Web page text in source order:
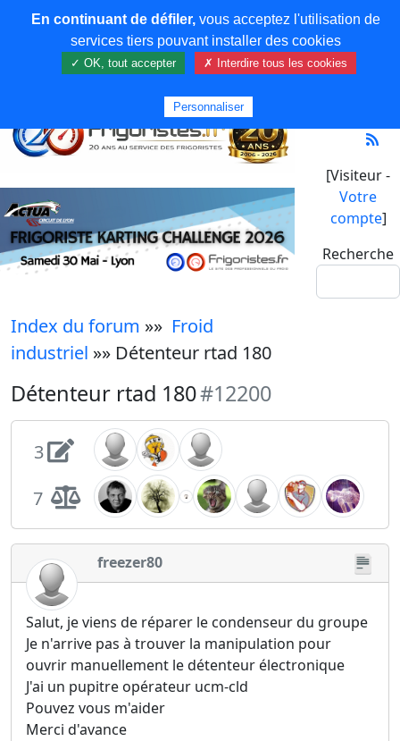
[Visiteur -
Votre
compte]
Recherche
Index du forum »» Froid
industriel »» Détenteur rtad 180
Détenteur rtad 180#12200
3
7
freezer80
Salut, je viens de réparer le condenseur du groupe
Je n'arrive pas à trouver la manipulation pour
ouvrir manuellement le détenteur électronique
J'ai un pupitre opérateur ucm-cld
Pouvez vous m'aider
Merci d'avance
En continuant de défiler,vous acceptez l'utilisation de
services tiers pouvant installer des cookies
✓ OK, tout accepter ✗ Interdire tous les cookies
Personnaliser